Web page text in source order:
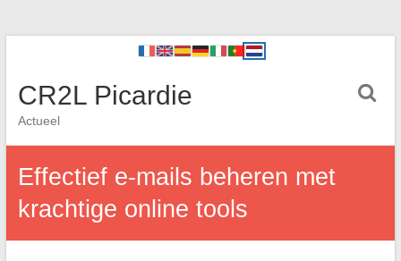
CR2L Picardie
Actueel
Effectief e-mails beheren met
krachtige online tools